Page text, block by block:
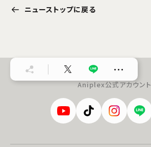
ニューストップに戻る
…
Aniplex公式アカウント